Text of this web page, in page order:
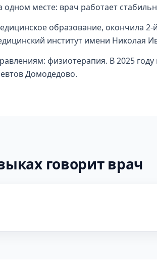
месте: врач работает
образование, окончила
институт имени Николая
физиотерапия. В 2025
Домодедово.
говорит врач